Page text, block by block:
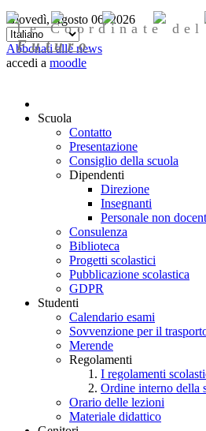
Giovedì, Agosto 06, 2026
Abbonati alle news
accedi a moodle
Le Coordinate
Futuro
Scuola
Contatto
Presentazione
Consiglio della scuola
Dipendenti
Direzione
Insegnanti
Personale non
Consulenza
Biblioteca
Progetti scolastici
Pubblicazione scolastica
GDPR
Studenti
Calendario esami
Sovvenzione per il
Merende
Regolamenti
I regolamenti
Ordine interno della
Orario delle lezioni
Materiale didattico